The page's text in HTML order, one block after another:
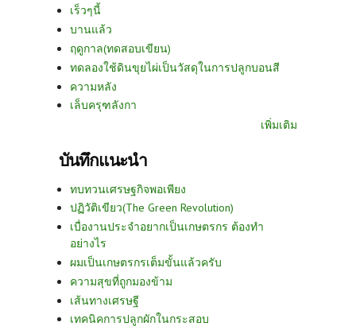
เร็วๆนี้
บานแล้ว
ฤดูกาล(ทดสอบเขียน)
ทดลองใช้ดินขุยไผ่เป็นวัสดุในการปลูกบอนสี
ความหลัง
เล็บครุฑลังกา
เพิ่มเติม
บันทึกแนะนำ
ทบทวนเศรษฐกิจพอเพียง
ปฏิวัติเขียว(The Green Revolution)
เบื่องานประจำอยากเป็นเกษตรกร ต้องทำ
อย่างไร
ผมเป็นเกษตรกรเต็มขั้นแล้วครับ
ความสุขที่ถูกมองข้าม
เส้นทางเศรษฐี
เทคนิคการปลูกผักในกระสอบ